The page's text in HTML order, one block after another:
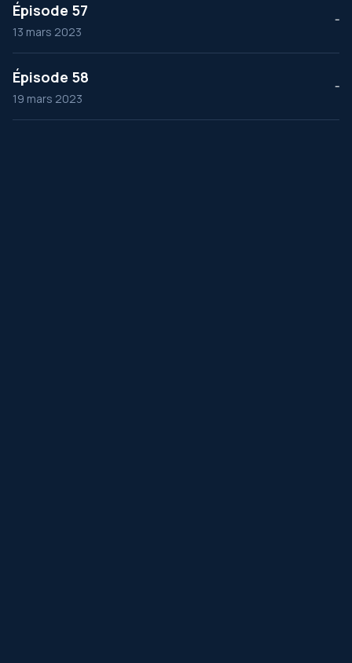
Épisode 57
13 mars 2023
--
Épisode 58
19 mars 2023
--